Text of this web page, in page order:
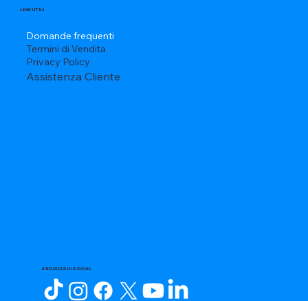
LINK UTILI
Domande frequenti
Termini di Vendita
Privacy Policy
Assistenza Cliente
SEGUICI SUI SOCIAL